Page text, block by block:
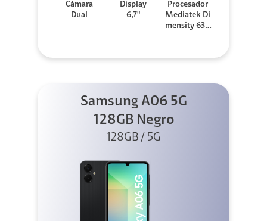
Cámara
Dual
Display
6,7"
Procesador
Mediatek Di
mensity 630
Samsung A06 5G
128GB Negro
128GB / 5G